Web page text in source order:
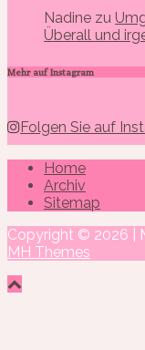
Nadine zu
Überall und
Mehr auf Instagram
Folgen Sie auf
Home
Archiv
Sitemap
Copyright © 2026 |
MH Themes